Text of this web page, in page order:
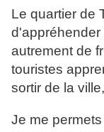
Le quartier de
autrement de
touristes
sortir de la
Je me